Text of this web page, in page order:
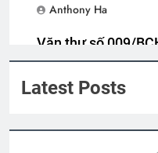
2 Years Ago
Anthony Ha
Văn thư số 009/
Latest Posts